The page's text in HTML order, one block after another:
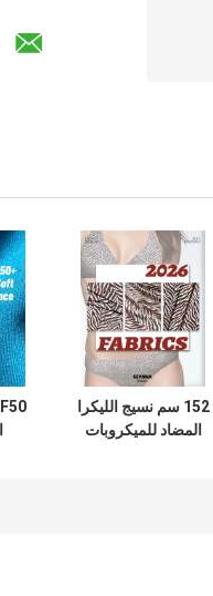
152 سم نسيج الليكرا
المضاد للميكروبات